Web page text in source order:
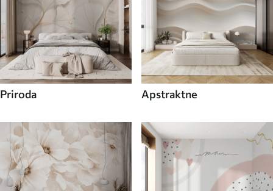
Priroda Apstraktne